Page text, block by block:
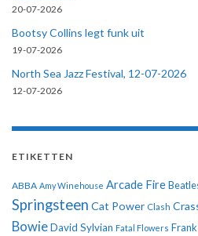
20-07-2026
Bootsy Collins legt funk uit
19-07-2026
North Sea Jazz Festival, 12-07-2026
12-07-2026
ETIKETTEN
ABBA Amy Winehouse Arcade Fire
Springsteen Cat Power Clash
BowieDavid Sylvian Fatal Flowers